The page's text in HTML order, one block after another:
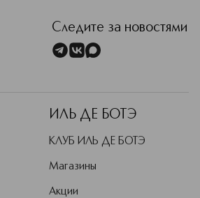
Следите за новостями
ИЛЬ ДЕ БОТЭ
КЛУБ ИЛЬ ДЕ БОТЭ
Магазины
Акции